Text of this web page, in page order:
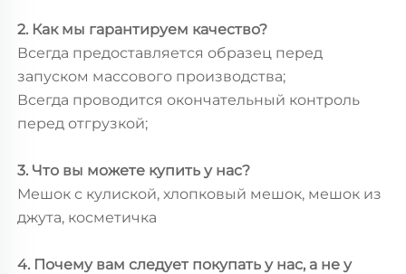
2. Как мы гарантируем качество?
Всегда предоставляется образец перед
запуском массового производства;
Всегда проводится окончательный контроль
перед отгрузкой;
3. Что вы можете купить у нас?
Мешок с кулиской, хлопковый мешок, мешок из
джута, косметичка
4. Почему вам следует покупать у нас, а не у